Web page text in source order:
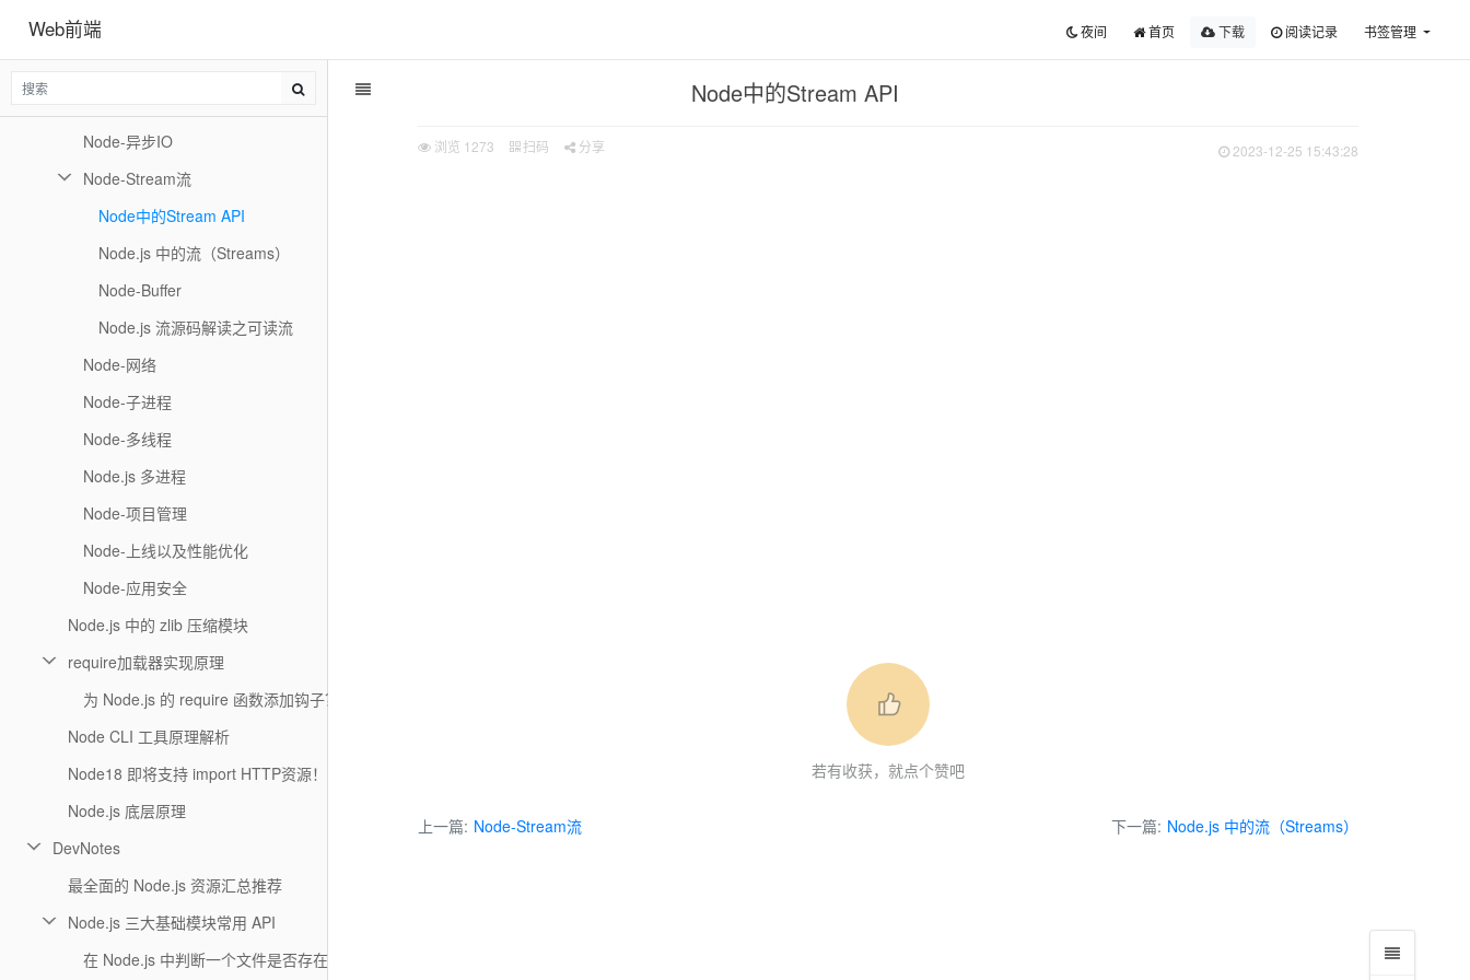
Web前端 夜间 首页 下载 阅读记录 书签管理
Node中的Stream API
浏览 1273 扫码 分享 2023-12-25 15:43:28
若有收获，就点个赞吧
上一篇: Node-Stream流 下一篇: Node.js 中的流（Streams）
Node-全局变量
Node-文件系统
Node-异步IO
Node-Stream流
Node中的Stream API
Node.js 中的流（Streams）
Node-Buffer
Node.js 流源码解读之可读流
Node-网络
Node-子进程
Node-多线程
Node.js 多进程
Node-项目管理
Node-上线以及性能优化
Node-应用安全
Node.js 中的 zlib 压缩模块
require加载器实现原理
为 Node.js 的 require 函数添加钩子？
Node CLI 工具原理解析
Node18 即将支持 import HTTP资源！
Node.js 底层原理
DevNotes
最全面的 Node.js 资源汇总推荐
Node.js 三大基础模块常用 API
在 Node.js 中判断一个文件是否存在